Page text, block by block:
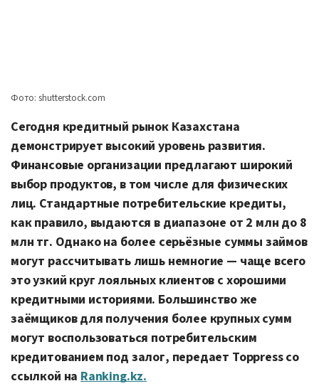
Фото: shutterstock.com
Сегодня кредитный рынок Казахстана
демонстрирует высокий уровень развития.
Финансовые организации предлагают широкий
выбор продуктов, в том числе для физических
лиц. Стандартные потребительские кредиты,
как правило, выдаются в диапазоне от 2 млн до 8
млн тг. Однако на более серьёзные суммы займов
могут рассчитывать лишь немногие — чаще всего
это узкий круг лояльных клиентов с хорошими
кредитными историями. Большинство же
заёмщиков для получения более крупных сумм
могут воспользоваться потребительским
кредитованием под залог, передает Toppress со
ссылкой на Ranking.kz.